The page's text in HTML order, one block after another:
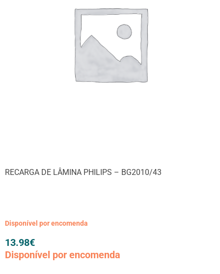
RECARGA DE LÂMINA PHILIPS – BG2010/43
Disponível por encomenda
13.98€
Disponível por encomenda